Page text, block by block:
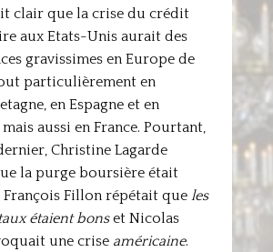
clair que la crise du crédit
aux Etats-Unis aurait des
gravissimes en Europe de
particulièrement en
en Espagne et en
aussi en France. Pourtant,
Christine Lagarde
la purge boursière était
François Fillon répétait que les
étaient bonset Nicolas
une crise américaine.